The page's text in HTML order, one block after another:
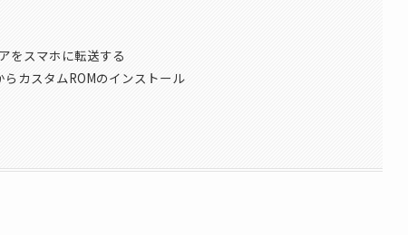
をスマホに転送する
らカスタムROMのインストール